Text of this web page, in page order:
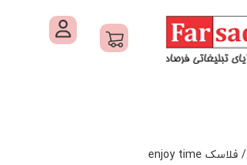
/ فلاسک enjoy time